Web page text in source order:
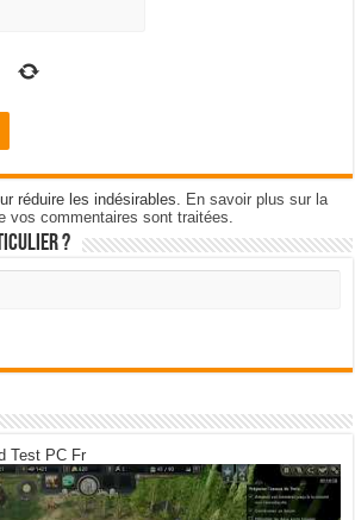
réduire les indésirables. En savoir plus sur la
vos commentaires sont traitées.
?
Test PC Fr